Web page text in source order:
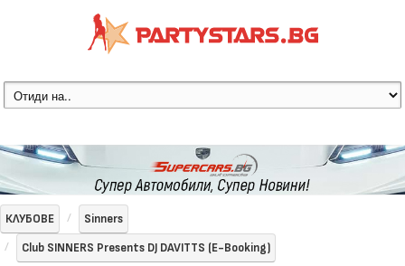
КЛУБОВЕ
Sinners
Club SINNERS Presents DJ DAVITTS (E-Booking)